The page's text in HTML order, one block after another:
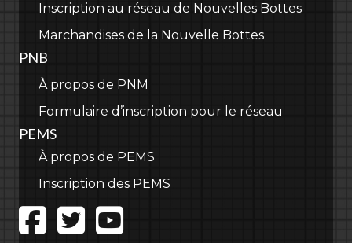
Inscription au réseau de Nouvelles Bottes
Marchandises de la Nouvelle Bottes
PNB
À propos de PNM
Formulaire d’inscription pour le réseau
PEMS
À propos de PEMS
Inscription des PEMS